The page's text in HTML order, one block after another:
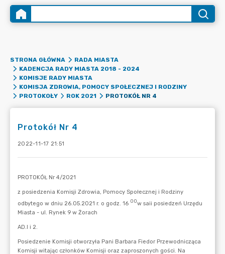
STRONA GŁÓWNA
RADA MIASTA
KADENCJA RADY MIASTA 2018 - 2024
KOMISJE RADY MIASTA
KOMISJA ZDROWIA, POMOCY SPOŁECZNEJ I RODZINY
PROTOKOŁY
ROK 2021 PROTOKÓŁ NR 4
Protokół Nr 4
2022-11-17 21:51